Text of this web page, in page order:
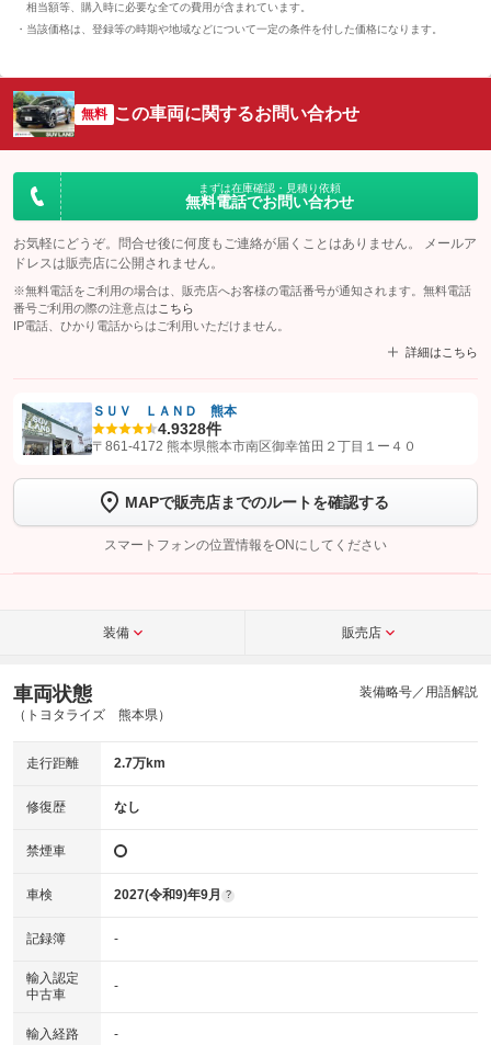
相当額等、購入時に必要な全ての費用が含まれています。
当該価格は、登録等の時期や地域などについて一定の条件を付した価格になります。
無料 この車両に関するお問い合わせ
まずは在庫確認・見積り依頼
無料電話でお問い合わせ
お気軽にどうぞ。問合せ後に何度もご連絡が届くことはありません。 メールア
ドレスは販売店に公開されません。
※無料電話をご利用の場合は、販売店へお客様の電話番号が通知されます。無料電話
番号ご利用の際の注意点は こちら
IP電話、ひかり電話からはご利用いただけません。
詳細はこちら
【STEP1】認証画面でグーネットを友だち追加してから「許可する」ボタンを押
トーク画面で
ボタンをタップして問い合わせを
完了してください。
こちら
ＳＵＶ ＬＡＮＤ 熊本
4.9328件
〒861-4172 熊本県熊本市南区御幸笛田２丁目１ー４０
MAPで販売店までのルートを確認する
スマートフォンの位置情報をONにしてください
装備 販売店
車両状態
（トヨタライズ 熊本県）
装備略号／用語解説
走行距離 2.7万km
修復歴 なし
禁煙車
車検 2027(令和9)年9月 ?
記録簿 -
輸入認定
中古車
-
輸入経路 -